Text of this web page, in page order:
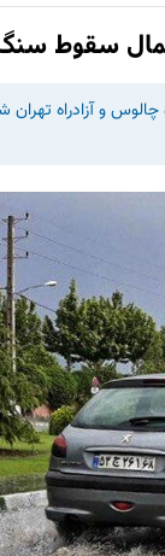
سقوط
و آزادراه تهران